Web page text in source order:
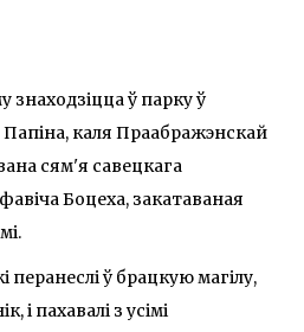
знаходзіцца ў парку ў
каля Праабражэнскай
сям'я савецкага
Боцеха, закатаваная
перанеслі ў брацкую магілу,
і пахавалі з усімі